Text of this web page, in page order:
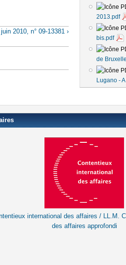
2010, n° 09-13381 ›
2013.pdf
bis.pdf
de
Lugano -
international des affaires / LL.M.
des affaires approfondi